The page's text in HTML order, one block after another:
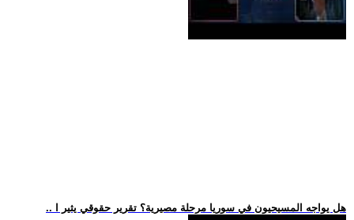
.. هل يواجه المسيحيون في سوريا مرحلة مصيرية؟ تقرير حقوقي يثير ا